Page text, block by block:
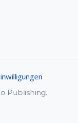
Publishing.